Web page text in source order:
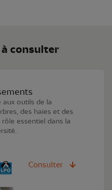
consulter
aux outils de la
des haies et des
essentiel dans la
Consulter